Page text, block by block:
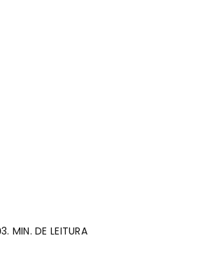
3. MIN. DE LEITURA